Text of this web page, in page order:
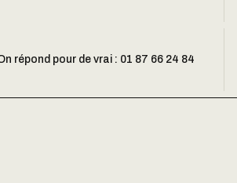
répond pour de vrai : 01 87 66 24 84